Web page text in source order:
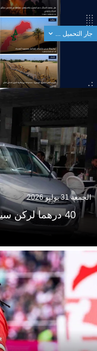
40 درهما لركن
الجمعة 31 يوليو 2026
جار التحميل ...